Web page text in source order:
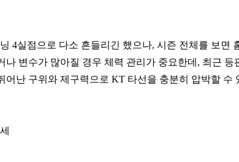
4실점으로 다소 흔들리긴 했으나, 시즌 전체를 보면
나 변수가 많아질 경우 체력 관리가 중요한데, 최근
어난 구위와 제구력으로 KT 타선을 충분히 압박할 수